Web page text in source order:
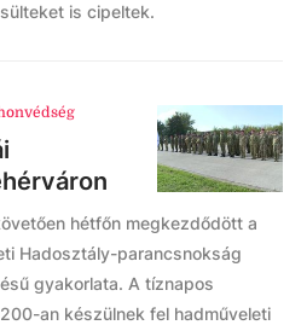
is cipeltek.
hétfőn megkezdődött a
Hadosztály-parancsnokság
gyakorlata. A tíznapos
an készülnek fel hadműveleti